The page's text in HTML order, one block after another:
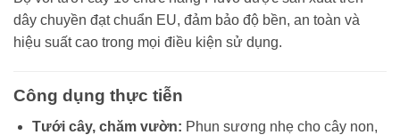
dây chuyền đạt chuẩn EU, đảm bảo độ bền, an toàn và
hiệu suất cao trong mọi điều kiện sử dụng.
Công dụng thực tiễn
Tưới cây, chăm vườn: Phun sương nhẹ cho cây non,